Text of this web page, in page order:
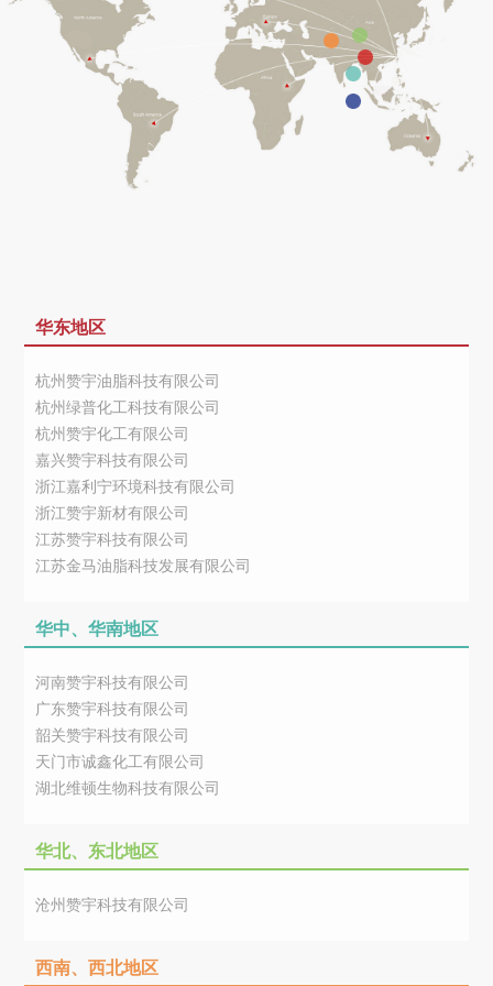
华东地区
杭州赞宇油脂科技有限公司
杭州绿普化工科技有限公司
杭州赞宇化工有限公司
嘉兴赞宇科技有限公司
浙江嘉利宁环境科技有限公司
浙江赞宇新材有限公司
江苏赞宇科技有限公司
江苏金马油脂科技发展有限公司
华中、华南地区
河南赞宇科技有限公司
广东赞宇科技有限公司
韶关赞宇科技有限公司
天门市诚鑫化工有限公司
湖北维顿生物科技有限公司
华北、东北地区
沧州赞宇科技有限公司
西南、西北地区